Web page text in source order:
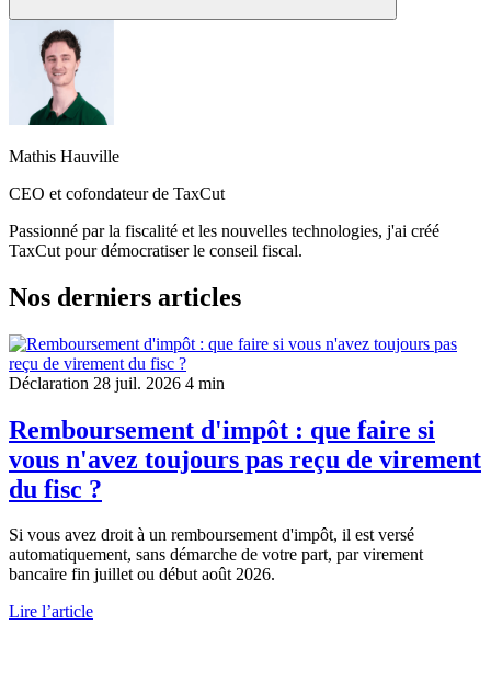
Si l’objectif est la procédure (rubriques à activer, ordre des écrans,
quoi saisir où, et comment reporter), le plus efficace est de renvoyer
vers le guide pas-à-pas pour déclarer les revenus fonciers et le guide
dédié au formulaire 2044 (saisie + reports). Cette page-ci doit rester
prélèvements sociaux), afin d’éviter la cannibalisation SEO.
Mathis Hauville
CEO et cofondateur de TaxCut
Passionné par la fiscalité et les nouvelles technologies, j'ai créé
TaxCut pour démocratiser le conseil fiscal.
Nos derniers articles
Déclaration 28 juil. 2026 4 min
Remboursement d'impôt : que faire si
vous n'avez toujours pas reçu de virement
du fisc ?
Si vous avez droit à un remboursement d'impôt, il est versé
automatiquement, sans démarche de votre part, par virement
bancaire fin juillet ou début août 2026.
Lire l’article